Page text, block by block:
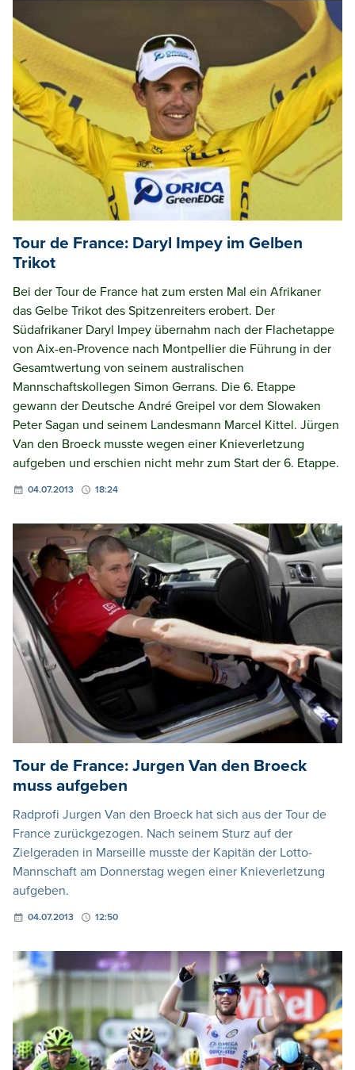
Tour de France: Daryl Impey im Gelben
Trikot
Bei der Tour de France hat zum ersten Mal ein Afrikaner
das Gelbe Trikot des Spitzenreiters erobert. Der
Südafrikaner Daryl Impey übernahm nach der Flachetappe
von Aix-en-Provence nach Montpellier die Führung in der
Gesamtwertung von seinem australischen
Mannschaftskollegen Simon Gerrans. Die 6. Etappe
gewann der Deutsche André Greipel vor dem Slowaken
Peter Sagan und seinem Landesmann Marcel Kittel. Jürgen
Van den Broeck musste wegen einer Knieverletzung
aufgeben und erschien nicht mehr zum Start der 6. Etappe.
04.07.2013 18:24
Tour de France: Jurgen Van den Broeck
muss aufgeben
Radprofi Jurgen Van den Broeck hat sich aus der Tour de
France zurückgezogen. Nach seinem Sturz auf der
Zielgeraden in Marseille musste der Kapitän der Lotto-
Mannschaft am Donnerstag wegen einer Knieverletzung
aufgeben.
04.07.2013 12:50